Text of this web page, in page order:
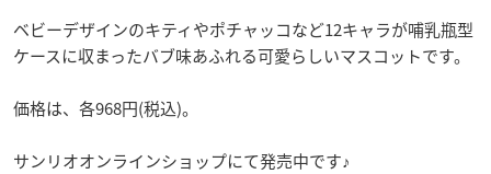
ベビーデザインのキティやポチャッコなど12キャラが哺乳瓶型
ケースに収まったバブ味あふれる可愛らしいマスコットです。
価格は、各968円(税込)。
サンリオオンラインショップにて発売中です♪